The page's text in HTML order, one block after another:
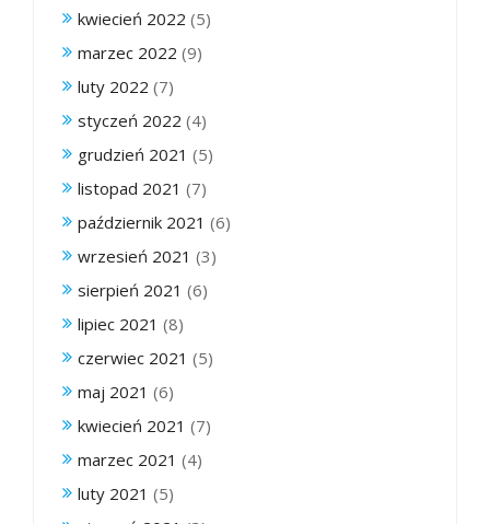
kwiecień 2022 (5)
marzec 2022 (9)
luty 2022 (7)
styczeń 2022 (4)
grudzień 2021 (5)
listopad 2021 (7)
październik 2021 (6)
wrzesień 2021 (3)
sierpień 2021 (6)
lipiec 2021 (8)
czerwiec 2021 (5)
maj 2021 (6)
kwiecień 2021 (7)
marzec 2021 (4)
luty 2021 (5)